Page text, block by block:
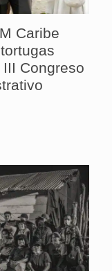
Caribe
Congreso